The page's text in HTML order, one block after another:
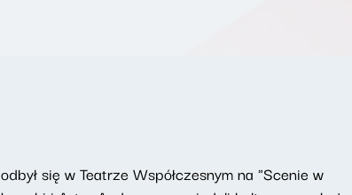
się w Teatrze Współczesnym na "Scenie w